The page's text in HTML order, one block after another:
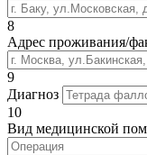
8
Адрес проживания/
9
Диагноз
10
Вид медицинской